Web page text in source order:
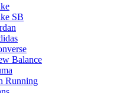
SB
Balance
Running